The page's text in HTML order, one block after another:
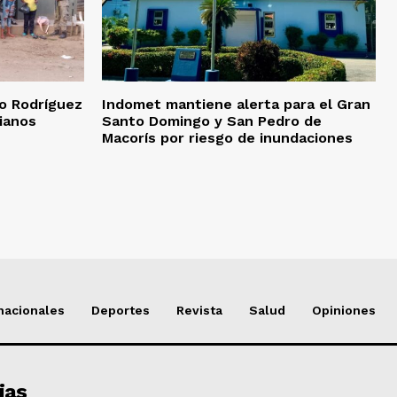
Rodríguez
Indomet mantiene alerta para el Gran
Santo Domingo y San Pedro de
Macorís por riesgo de inundaciones
Deportes Revista Salud Opiniones